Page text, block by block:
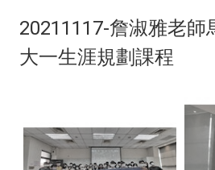
20211117-詹淑雅老師
大一生涯規劃課程